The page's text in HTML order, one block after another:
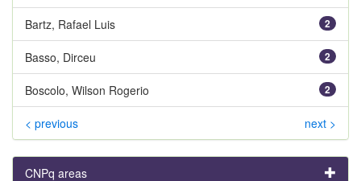
2
Bartz, Rafael Luis
2
Basso, Dirceu
2
Boscolo, Wilson Rogerio
< previous next >
CNPq areas